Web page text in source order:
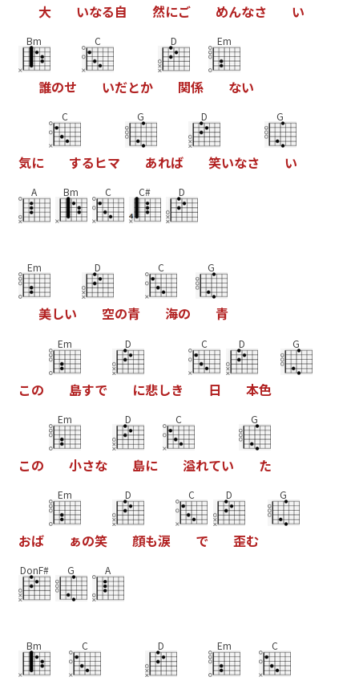
大 いなる自 然にご めんなさ い
Bm
誰のせ
C
いだとか
D
関係
Em
ない
気に
C
するヒマ
G
あれば
D
笑いなさ
G
い
A Bm C C# D
Em
美しい
D
空の青
C
海の
G
青
この
Em
島すで
D
に悲しき
C
日
D
本色
G
この
Em
小さな
D
島に
C
溢れてい
G
た
おば
Em
ぁの笑
D
顔も涙
C
で
D
歪む
G
DonF# G A
Bm C D Em C